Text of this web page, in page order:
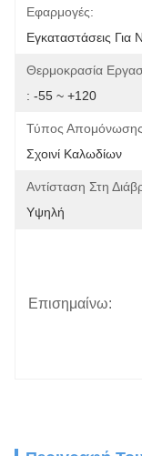
Εφαρμογές:
Εγκαταστάσεις Για
Θερμοκρασία
: -55 ~ +120
Τύπος
Σχοινί Καλωδίων
Αντίσταση Στη
Υψηλή
Επισημαίνω: